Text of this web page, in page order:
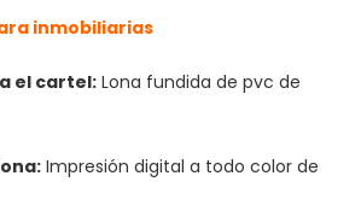
inmobiliarias
el cartel: Lona fundida de pvc de
Impresión digital a todo color de